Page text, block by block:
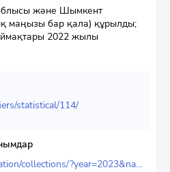
және Шымкент
маңызы бар қала) құрылды;
2022 жылы
statistical/114/
https://stat.gov.kz/publication/collections/?year=2023&name=16290&period=